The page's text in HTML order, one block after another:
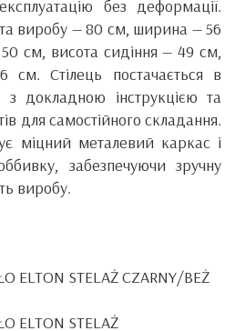
без деформації.
виробу — 80 см, ширина — 56
см, висота сидіння — 49 см,
см. Стілець постачається в
з докладною інструкцією та
для самостійного складання.
міцний металевий каркас і
забезпечуючи зручну
виробу.
ELTON STELAŻ CZARNY/BEŻ
ELTON STELAŻ